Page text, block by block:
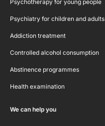
Psychotherapy for young people
Psychiatry for children and adults
Addiction treatment
Controlled alcohol consumption
Abstinence programmes
Health examination
We can help you